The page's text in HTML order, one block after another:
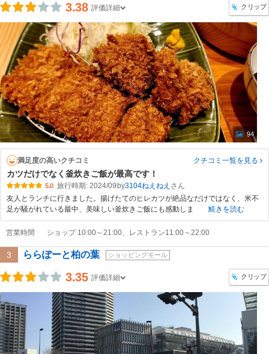
3.38 評価詳細 クリップ
94
満足度の高いクチコミ クチコミ一覧を見る
カツだけでなく釜炊きご飯が最高です！
5.0 旅行時期: 2024/09 by3104ねえねえ
友人とランチに行きました。揚げたてのヒレカツが絶品なだけではなく、米不
足が騒がれている最中、美味しい釜炊きご飯にも感動しま
続きを読む
営業時間 ショップ 10:00～21:00、レストラン11:00～22:00
3 ららぽーと柏の葉 ショッピングモール
3.35 評価詳細 クリップ